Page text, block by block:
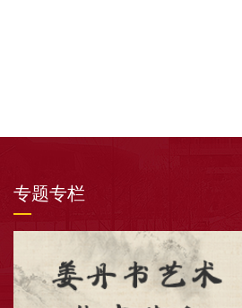
专题专栏